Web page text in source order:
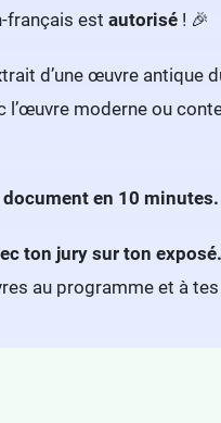
français est autorisé ! 🎉
d’une œuvre
l’œuvre moderne ou
en 10 minutes.
ton jury sur ton exposé.
au programme et à